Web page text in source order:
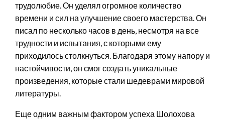
трудолюбие. Он уделял огромное количество
времени и сил на улучшение своего мастерства. Он
писал по несколько часов в день, несмотря на все
трудности и испытания, с которыми ему
приходилось столкнуться. Благодаря этому напору и
настойчивости, он смог создать уникальные
произведения, которые стали шедеврами мировой
литературы.
Еще одним важным фактором успеха Шолохова